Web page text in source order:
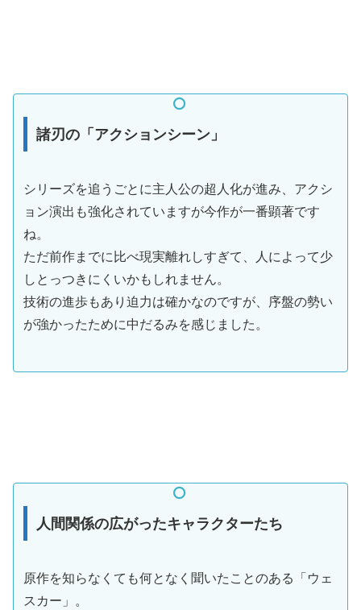
諸刃の「アクションシーン」
シリーズを追うごとに主人公の超人化が進み、アクシ
ョン演出も強化されていますが今作が一番顕著です
ね。
ただ前作までに比べ現実離れしすぎて、人によって少
しとっつきにくいかもしれません。
技術の進歩もあり迫力は確かなのですが、序盤の勢い
が強かったために中だるみを感じました。
人間関係の広がったキャラクターたち
原作を知らなくても何となく聞いたことのある「ウェ
スカー」。